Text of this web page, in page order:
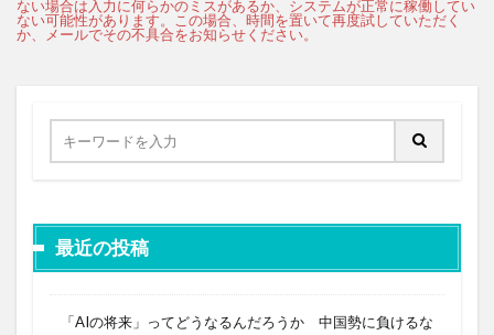
最近の投稿
「AIの将来」ってどうなるんだろうか 中国勢に負けるな